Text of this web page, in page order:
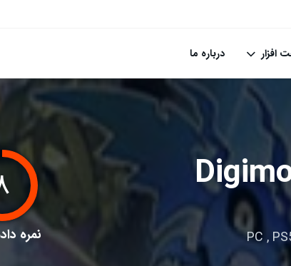
افزار درباره ما
PC, نمره